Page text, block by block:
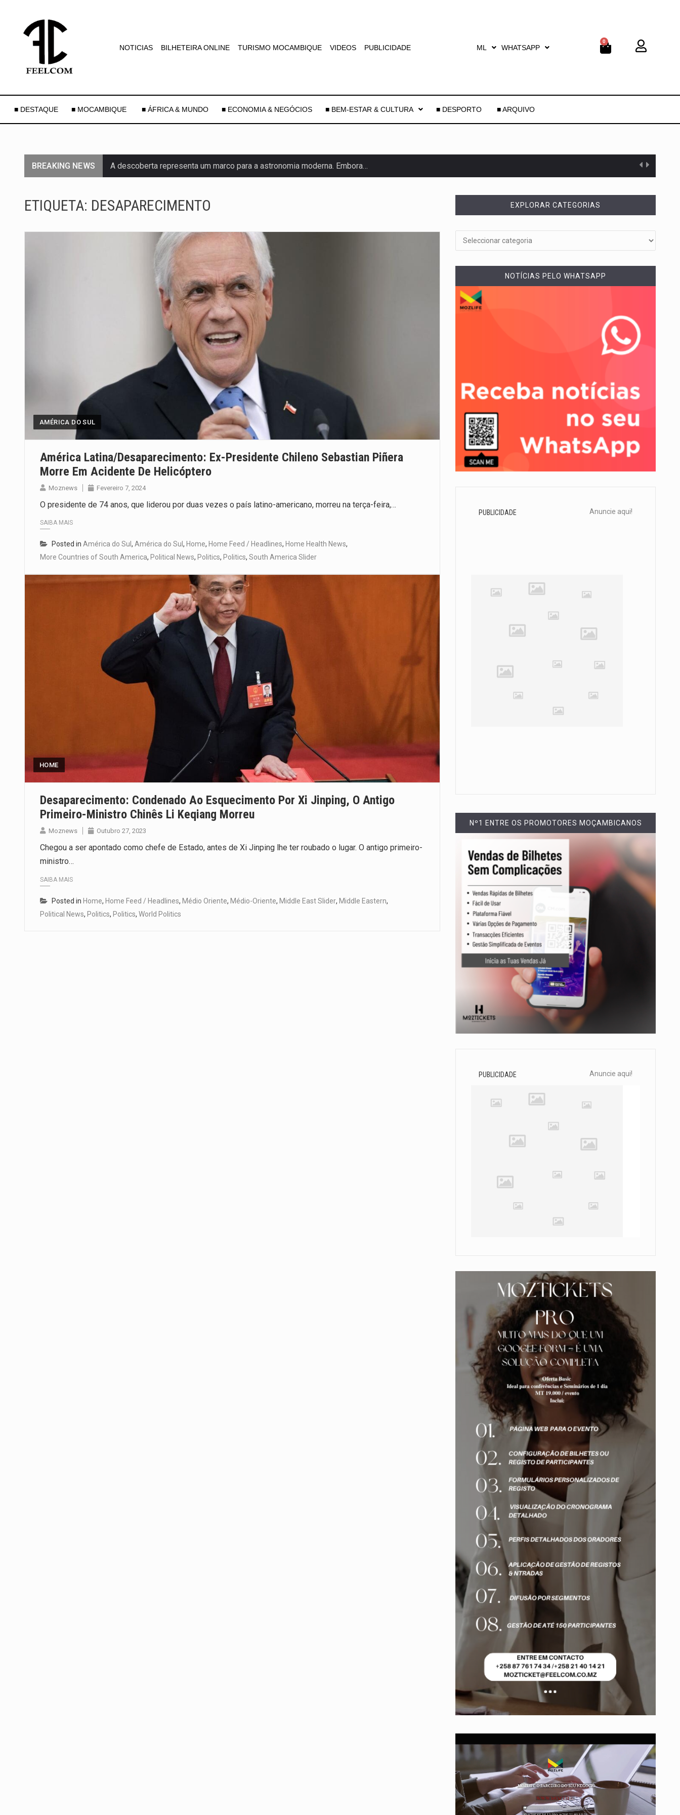
NOTICIAS BILHETEIRA ONLINE TURISMO MOCAMBIQUE VIDEOS PUBLICIDADE ML WHATSAPP
0
■ DESTAQUE ■ MOCAMBIQUE ■ ÁFRICA & MUNDO ■ ECONOMIA & NEGÓCIOS ■ BEM-ESTAR & CULTURA ■ DESPORTO ■ ARQUIVO
BREAKING NEWS A descoberta representa um marco para a astronomia moderna. Embora…
De acordo com as autoridades de saúde da Faixa de…
Um dos casos mais graves envolveu a residência de Sam…
A cidade de Bunia, capital da província de Ituri, tornou-se…
O pagamento marca o desfecho de um dos processos mais…
O programa, cuja implementação está prevista entre abril de 2026…
A nova legislação estabelece um prazo de 180 dias para…
O Departamento de Estado norte-americano confirmou que cidadãos dos Estados…
A final coloca frente a frente duas equipas que chegaram…
ETIQUETA: DESAPARECIMENTO
AMÉRICA DO SUL
América Latina/Desaparecimento: Ex-Presidente Chileno Sebastian Piñera
Morre Em Acidente De Helicóptero
Moznews Fevereiro 7, 2024
O presidente de 74 anos, que liderou por duas vezes o país latino-americano, morreu na terça-feira,…
SAIBA MAIS
Posted in América do Sul , América do Sul , Home, Home Feed / Headlines, Home Health News,
More Countries of South America, Political News, Politics, Politics, South America Slider
HOME
Desaparecimento: Condenado Ao Esquecimento Por Xi Jinping, O Antigo
Primeiro-Ministro Chinês Li Keqiang Morreu
Moznews Outubro 27, 2023
Chegou a ser apontado como chefe de Estado, antes de Xi Jinping lhe ter roubado o lugar. O antigo primeiro-
ministro…
SAIBA MAIS
Posted in Home, Home Feed / Headlines, Médio Oriente, Médio-Oriente, Middle East Slider, Middle Eastern,
Political News, Politics, Politics, World Politics
EXPLORAR CATEGORIAS
NOTÍCIAS PELO WHATSAPP
PUBLICIDADE Anuncie aqui!
Nº1 ENTRE OS PROMOTORES MOÇAMBICANOS
PUBLICIDADE Anuncie aqui!